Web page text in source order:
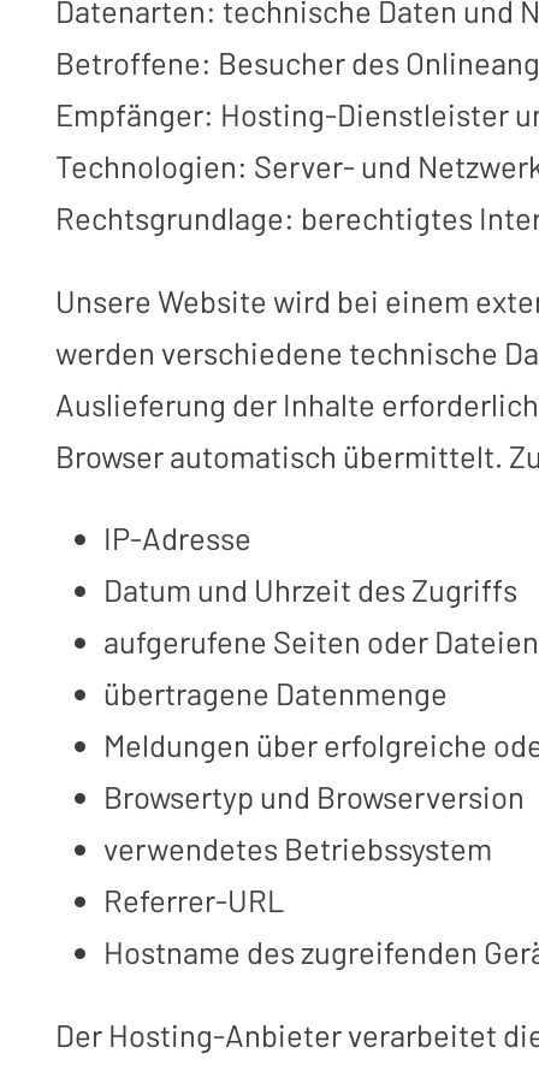
Datenarten: technische Daten und
Betroffene: Besucher des
Empfänger: Hosting-Dienstleister
Technologien: Server- und
Rechtsgrundlage: berechtigtes
Unsere Website wird bei einem
werden verschiedene technische
Auslieferung der Inhalte
Browser automatisch übermittelt.
IP-Adresse
Datum und Uhrzeit des Zugriffs
aufgerufene Seiten oder Dateien
übertragene Datenmenge
Meldungen über erfolgreiche
Browsertyp und Browserversion
verwendetes Betriebssystem
Referrer-URL
Hostname des zugreifenden
Der Hosting-Anbieter verarbeitet